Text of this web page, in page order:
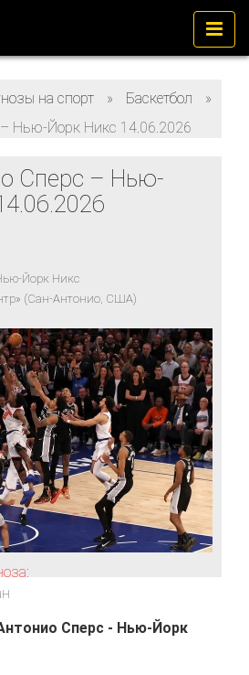
на спорт » Баскетбол
»
Нью-Йорк Никс 14.06.2026
Сперс – Нью-
Йорк Никс
(Сан-Антонио, США)
Сперс - Нью-Йорк